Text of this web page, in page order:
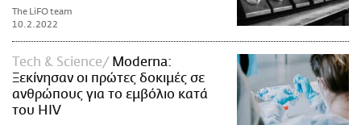
The LiFO team
10.2.2022
Τech & Science
Moderna:
Ξεκίνησαν οι πρώτες δοκιμές σε
ανθρώπους για το εμβόλιο κατά
του HIV